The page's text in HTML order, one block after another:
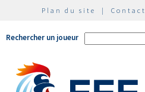
Plan du site | Contact
Rechercher un joueur